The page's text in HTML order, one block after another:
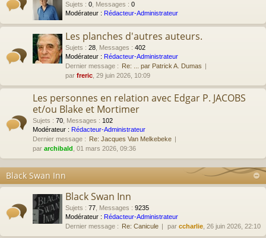
Sujets : 0 Messages : 0
Modérateur : Rédacteur-Administrateur
Les planches d'autres auteurs.
Sujets : 28 Messages : 402
Modérateur : Rédacteur-Administrateur
Dernier message : Re: ... par Patrick A. Dumas
par freric , 29 juin 2026, 10:09
Les personnes en relation avec Edgar P. JACOBS
et/ou Blake et Mortimer
Sujets : 70 Messages : 102
Modérateur : Rédacteur-Administrateur
Dernier message : Re: Jacques Van Melkebeke
par archibald , 01 mars 2026, 09:36
Black Swan Inn
Black Swan Inn
Sujets : 77 Messages : 9235
Modérateur : Rédacteur-Administrateur
Dernier message : Re: Canicule par ccharlie , 26 juin 2026, 22:10